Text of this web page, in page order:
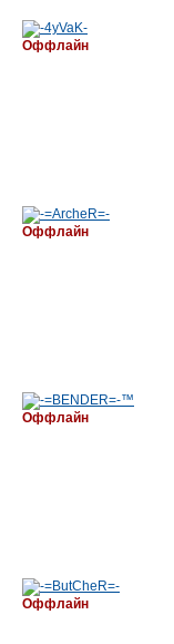
Оффлайн
Оффлайн
Оффлайн
Оффлайн